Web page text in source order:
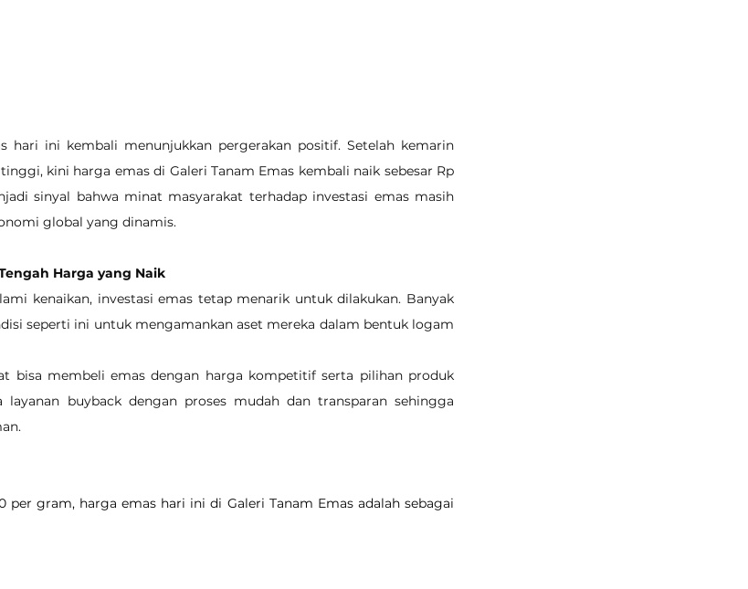
hari ini kembali menunjukkan pergerakan positif. Setelah kemarin
kini harga emas di Galeri Tanam Emas kembali naik sebesar Rp
sinyal bahwa minat masyarakat terhadap investasi emas masih
global yang dinamis.
Harga yang Naik
kenaikan, investasi emas tetap menarik untuk dilakukan. Banyak
seperti ini untuk mengamankan aset mereka dalam bentuk logam
bisa membeli emas dengan harga kompetitif serta pilihan produk
buyback dengan proses mudah dan transparan sehingga
per gram, harga emas hari ini di Galeri Tanam Emas adalah sebagai